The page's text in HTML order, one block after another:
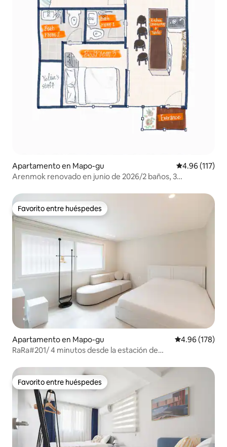
Apartamento en Mapo-gu Calificación
4.96 (117)
Arenmok renovado en junio de 2026/2 baños, 3
Favorito entre huéspedes
Favorito entre huéspedes
Apartamento en Mapo-gu Calificación
4.96 (178)
RaRa#201/ 4 minutos desde la estación de
limpieza/depósito de equipaje disponible en todo
momento/acogedor
Favorito entre huéspedes
Favorito entre huéspedes